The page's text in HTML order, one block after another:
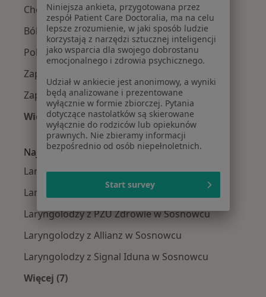
Choroby laryngologiczne w Sosnowcu
Ból zatok w Sosnowcu
Polipy nosa w Sosnowcu
Zapalenie gardła w Sosnowcu
Zapalenie krtani w Sosnowcu
Więcej (15)
Więcej w kategorii: Najczęście leczone
Najpopularniejsze ubezpieczenia
Laryngolodzy z Medicover w Sosnowcu
Laryngolodzy z Compensa w Sosnowcu
Laryngolodzy z PZU Zdrowie w Sosnowcu
Laryngolodzy z Allianz w Sosnowcu
Laryngolodzy z Signal Iduna w Sosnowcu
Więcej (7)
Niniejsza ankieta, przygotowana przez
zespół Patient Care Doctoralia, ma na celu
lepsze zrozumienie, w jaki sposób ludzie
korzystają z narzędzi sztucznej inteligencji
jako wsparcia dla swojego dobrostanu
emocjonalnego i zdrowia psychicznego.
Udział w ankiecie jest anonimowy, a wyniki
będą analizowane i prezentowane
wyłącznie w formie zbiorczej. Pytania
dotyczące nastolatków są skierowane
wyłącznie do rodziców lub opiekunów
prawnych. Nie zbieramy informacji
bezpośrednio od osób niepełnoletnich.
Start survey